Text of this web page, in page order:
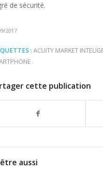
de sécurité.
2017
: ACUITY MARKET
cette publication
aussi